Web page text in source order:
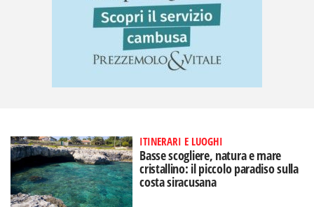
ITINERARI E LUOGHI
Basse scogliere, natura e mare
cristallino: il piccolo paradiso sulla
costa siracusana